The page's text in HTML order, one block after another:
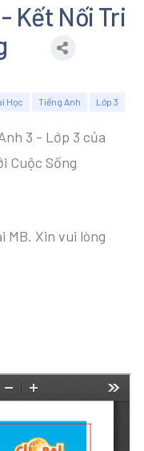
Kết Nối Tri
Học Tiếng Anh Lớp 3
3 - Lớp 3 của
Cuộc Sống
MB. Xin vui lòng